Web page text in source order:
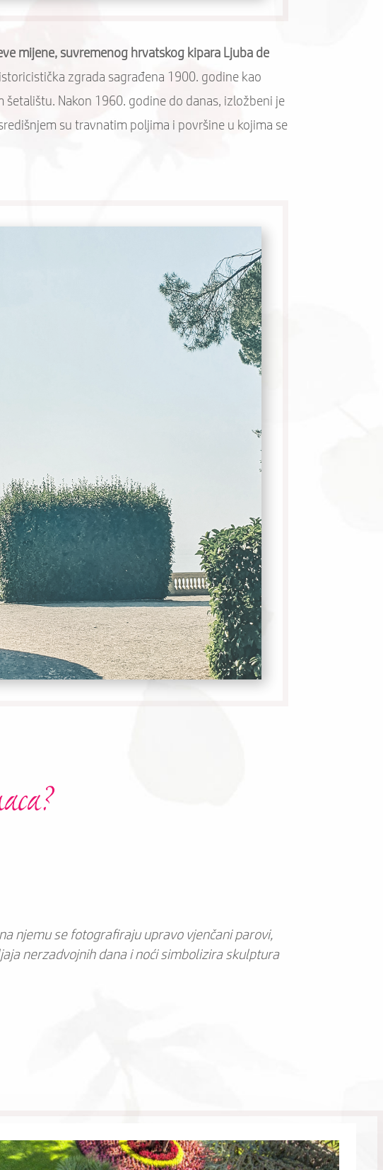
mijene, suvremenog hrvatskog kipara Ljuba de
zgrada sagrađena 1900. godine kao
Nakon 1960. godine do danas, izložbeni je
su travnatim poljima i površine u kojima se
njemu se fotografiraju upravo vjenčani parovi,
nerzadvojnih dana i noći simbolizira skulptura